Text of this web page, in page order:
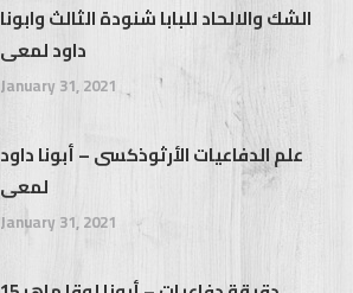
الشك والالحاد للبابا شنودة الثالث وابونا
داود لمعى
January 31, 2021
علم الدفاعيات الأرثوذكسى – أبونا داود
لمعى
January 31, 2021